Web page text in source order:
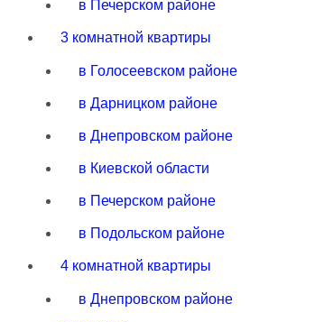
в Печерском районе
3 комнатной квартиры
в Голосеевском районе
в Дарницком районе
в Днепровском районе
в Киевской области
в Печерском районе
в Подольском районе
4 комнатной квартиры
в Днепровском районе